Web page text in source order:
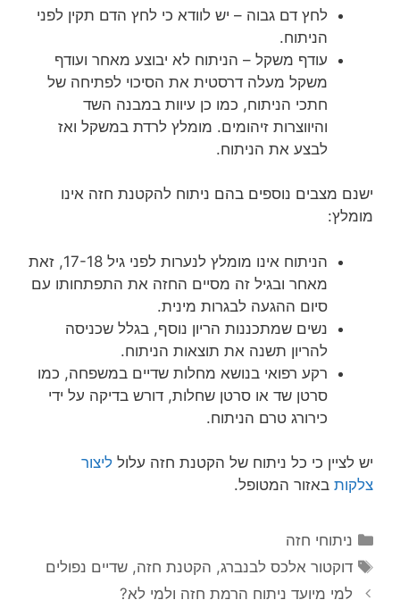
לחץ דם גבוה – יש לוודא כי לחץ הדם תקין לפני
הניתוח.
עודף משקל – הניתוח לא יבוצע מאחר ועודף
משקל מעלה דרסטית את הסיכוי לפתיחה של
חתכי הניתוח, כמו כן עיוות במבנה השד
והיווצרות זיהומים. מומלץ לרדת במשקל ואז
לבצע את הניתוח.
ישנם מצבים נוספים בהם ניתוח להקטנת חזה אינו
מומלץ:
הניתוח אינו מומלץ לנערות לפני גיל 17-18, זאת
מאחר ובגיל זה מסיים החזה את התפתחותו עם
סיום ההגעה לבגרות מינית.
נשים שמתכננות הריון נוסף, בגלל שכניסה
להריון תשנה את תוצאות הניתוח.
רקע רפואי בנושא מחלות שדיים במשפחה, כמו
סרטן שד או סרטן שחלות, דורש בדיקה על ידי
כירורג טרם הניתוח.
יש לציין כי כל ניתוח של הקטנת חזה עלול ליצור
צלקות באזור המטופל.
קטגוריות
ניתוחי חזה
תגיות
דוקטור אלכס לבנברג, הקטנת חזה,שדיים נפולים
למי מיועד ניתוח הרמת חזה ולמי לא?